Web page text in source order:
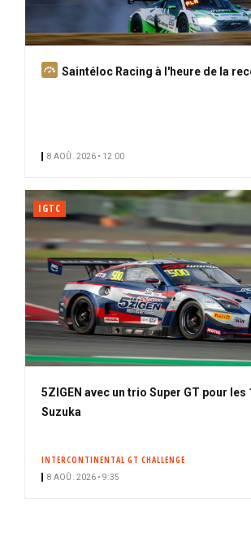
A
Saintéloc Racing à l'heure de la
8 AOÛ. 2026 • 12:00
IGTC
5ZIGEN avec un trio Super GT pour les
Suzuka
INTERCONTINENTAL GT CHALLENGE
8 AOÛ. 2026 • 9:35